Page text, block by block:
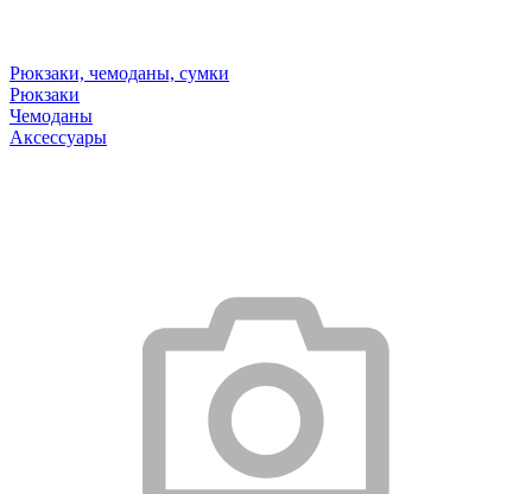
Рюкзаки, чемоданы, сумки
Рюкзаки
Чемоданы
Аксессуары